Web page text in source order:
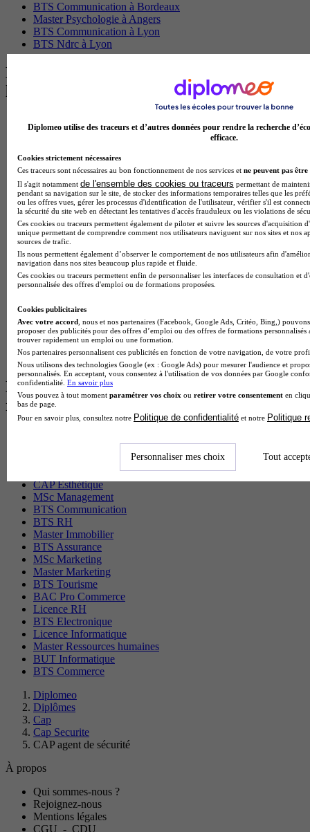
BTS Communication à Bordeaux
Master Psychologie à Angers
BTS Communication à Lyon
BTS Ndrc à Lyon
Les intitulés de diplôme par alternance
les plus recherchés
BTS Dietetique en alternance
BTS Pi en alternance
BTS Sp3s en alternance
Master CCA en alternance
BTS Ndrc en alternance
BTS Sam en alternance
Cap Fleuriste en alternance
BTS Sio en alternance
MSc Marketing Digital en alternance
BTS Gpme en alternance
Cap Electricien en alternance
BTS Gpn en alternance
BAC Pro Agora en alternance
BTS Sta en alternance
BTS Iris en alternance
BTS Tpl en alternance
BTS Ati en alternance
Les diplômes par filière les plus
recherchés
Master Management
CAP Esthétique
MSc Management
BTS Communication
BTS RH
Master Immobilier
BTS Assurance
MSc Marketing
Master Marketing
BTS Tourisme
BAC Pro Commerce
Licence RH
BTS Electronique
Licence Informatique
Master Ressources humaines
BUT Informatique
BTS Commerce
Diplomeo
Diplômes
Cap
Cap Securite
CAP agent de sécurité
À propos
Qui sommes-nous ?
Rejoignez-nous
Mentions légales
CGU - CDU
Diplomeo utilise des traceurs et d’autres données pour rendre la recherche
efficace.
Cookies strictement nécessaires
Ces traceurs sont nécessaires au bon fonctionnement de nos services et ne peuvent pas être
Il s'agit notamment de l'ensemble des cookies ou traceurs permettant de
pendant sa navigation sur le site, de stocker des informations temporaires telles que les
ou les offres vues, gérer les processus d'identification de l'utilisateur, vérifier s'il est
la sécurité du site web en détectant les tentatives d'accès frauduleux ou les violations de
Ces cookies ou traceurs permettent également de piloter et suivre les sources d'acquisition
unique permettant de comprendre comment nos utilisateurs naviguent sur nos sites et nos
sources de trafic.
Ils nous permettent également d’observer le comportement de nos utilisateurs afin
navigation dans nos sites beaucoup plus rapide et fluide.
Ces cookies ou traceurs permettent enfin de personnaliser les interfaces de consultation et
personnalisée des offres d'emploi ou de formations proposées.
Cookies publicitaires
Avec votre accord , nous et nos partenaires (Facebook, Google Ads, Critéo, Bing,)
proposer des publicités pour des offres d’emploi ou des offres de formations
trouver rapidement un emploi ou une formation.
Nos partenaires personnalisent ces publicités en fonction de votre navigation, de votre
Nous utilisons des technologies Google (ex : Google Ads) pour mesurer l'audience et
personnalisés. En acceptant, vous consentez à l'utilisation de vos données par Google
confidentialité. En savoir plus
Vous pouvez à tout moment paramétrer vos choix ou retirer votre consentement en
bas de page.
Pour en savoir plus, consultez notre Politique de confidentialité et notre Politique
Personnaliser mes choix Tout